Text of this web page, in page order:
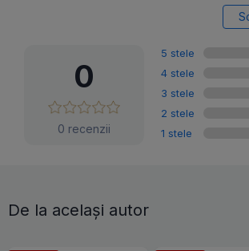
0
0 recenzii
5 stele
4 stele
3 stele
2 stele
1 stele
De la același autor